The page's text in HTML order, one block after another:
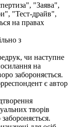
"Заява",
"Тест-драйв",
на правах
з
чи наступне
на
забороняється.
є автор
творів